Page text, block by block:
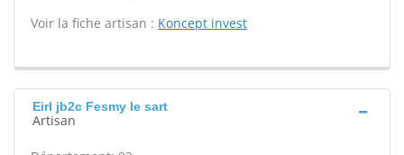
Voir la fiche artisan : Koncept invest
Eirl jb2c Fesmy le sart
Artisan